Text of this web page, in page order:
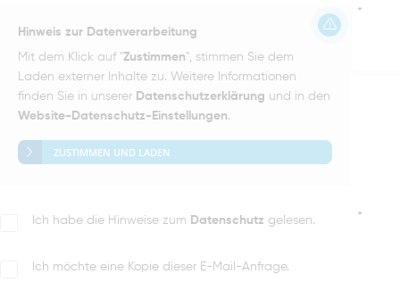
Hinweis zur Datenverarbeitung
Mit dem Klick auf "Zustimmen", stimmen Sie dem
Laden externer Inhalte zu. Weitere Informationen
finden Sie in unserer Datenschutzerklärung und in den
Website-Datenschutz-Einstellungen.
ZUSTIMMEN UND LADEN
*
Ich habe die Hinweise zum Datenschutz gelesen. *
Ich möchte eine Kopie dieser E-Mail-Anfrage.